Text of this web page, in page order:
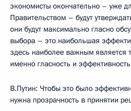
экономисты окончательно – уже
Правительством – будут
они будут максимально гласно
выбора – это наибольшая
здесь наиболее важным является
именно гласность и
В.Путин: Чтобы это было
нужна прозрачность в принятии